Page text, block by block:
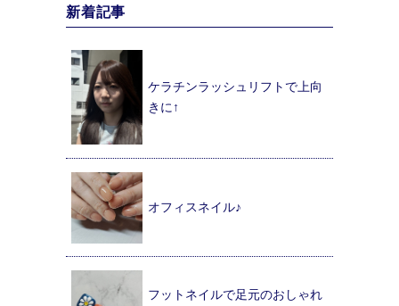
新着記事
ケラチンラッシュリフトで上向
きに↑
オフィスネイル♪
フットネイルで足元のおしゃれ